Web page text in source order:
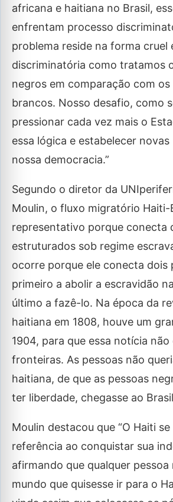
africana e haitiana no Brasil,
enfrentam processo
problema reside na forma cruel
discriminatória como tratamos
negros em comparação com
brancos. Nosso desafio, como
pressionar cada vez mais o
essa lógica e estabelecer novas
nossa democracia.”
Segundo o diretor da
Moulin, o fluxo migratório Haiti-
representativo porque conecta
estruturados sob regime
ocorre porque ele conecta dois
primeiro a abolir a escravidão
último a fazê-lo. Na época da
haitiana em 1808, houve um
1904, para que essa notícia não
fronteiras. As pessoas não
haitiana, de que as pessoas
ter liberdade, chegasse ao
Moulin destacou que “O Haiti
referência ao conquistar sua
afirmando que qualquer pessoa
mundo que quisesse ir para o